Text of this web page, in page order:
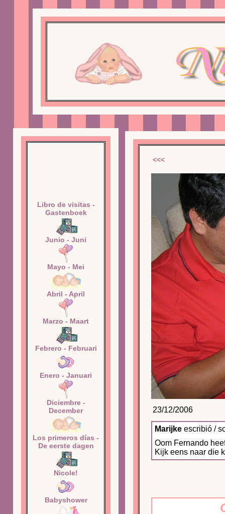
Libro de visitas -
Gastenboek
Junio - Juni
Mayo - Mei
Abril - April
Marzo - Maart
Febrero - Februari
Enero - Januari
Diciembre -
December
Los primeros días -
De eerste dagen
Nicole!
Babyshower
<<<
23/12/2006
Marijkeescribió /
Oom Fernando
Kijk eens naar die